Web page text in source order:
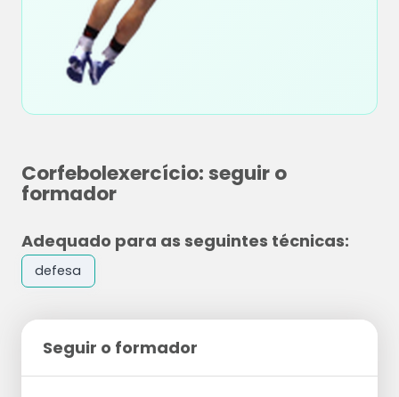
Corfebolexercício: seguir o
formador
Adequado para as seguintes técnicas:
defesa
Seguir o formador